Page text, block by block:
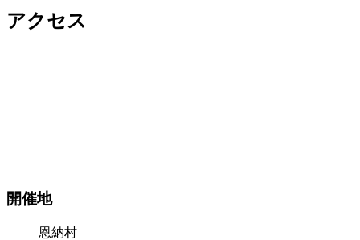
アクセス
開催地
恩納村